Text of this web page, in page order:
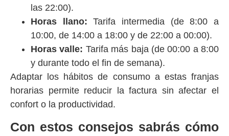
las 22:00).
Horas llano: Tarifa intermedia (de 8:00 a
10:00, de 14:00 a 18:00 y de 22:00 a 00:00).
Horas valle: Tarifa más baja (de 00:00 a 8:00
y durante todo el fin de semana).
Adaptar los hábitos de consumo a estas franjas
horarias permite reducir la factura sin afectar el
confort o la productividad.
Con estos consejos sabrás cómo